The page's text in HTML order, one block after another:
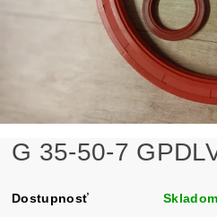
G 35-50-7
Dostupnosť Skladom